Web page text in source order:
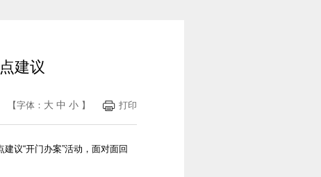
建议
【字体： 大 中 小 】 打印
议“开门办案”活动，面对面回